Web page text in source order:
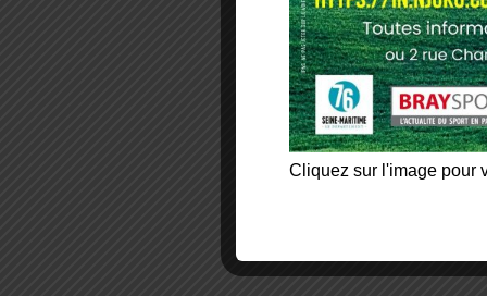
Cliquez sur l'image pour